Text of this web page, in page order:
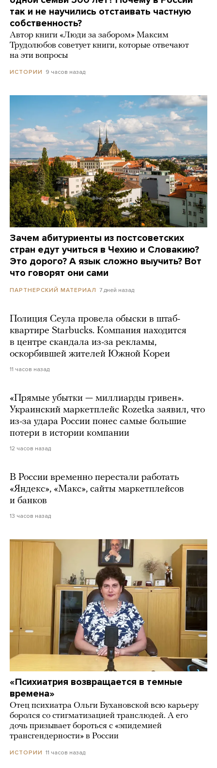
так и не научились отстаивать частную
собственность?
Автор книги «Люди за забором» Максим
Трудолюбов советует книги, которые отвечают
на эти вопросы
ИСТОРИИ 9 часов назад
Зачем абитуриенты из постсоветских
стран едут учиться в Чехию и Словакию?
Это дорого? А язык сложно выучить? Вот
что говорят они сами
ПАРТНЕРСКИЙ МАТЕРИАЛ 7 дней назад
Полиция Сеула провела обыски в штаб-
квартире Starbucks. Компания находится
в центре скандала из-за рекламы,
оскорбившей жителей Южной Кореи
11 часов назад
«Прямые убытки — миллиарды гривен».
Украинский маркетплейс Rozetka заявил, что
из-за удара России понес самые большие
потери в истории компании
12 часов назад
В России временно перестали работать
«Яндекс», «Макс», сайты маркетплейсов
и банков
13 часов назад
«Психиатрия возвращается в темные
времена»
Отец психиатра Ольги Бухановской всю карьеру
боролся со стигматизацией транслюдей. А его
дочь призывает бороться с «эпидемией
трансгендерности» в России
ИСТОРИИ 11 часов назад